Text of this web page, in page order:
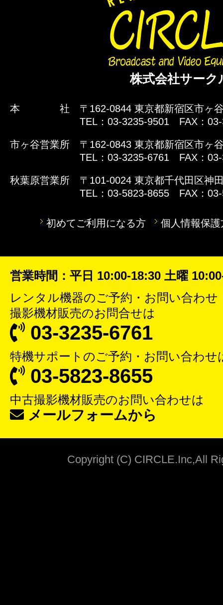
株式会社サーク
本 社
〒162-0844 東京都新宿区市ヶ
TEL：03-3235-9501 FAX：
市ヶ谷営業所
〒162-0843 東京都新宿区市ヶ
TEL：03-3235-6761 FAX：
秋葉原営業所
〒101-0024 東京都千代田区神
TEL：03-5823-8655 FAX：
初めてご利用になる方 個人情報保護
営業時間：平日 10:00-18:30 土曜
レンタル機器のご予約・お問い合わせ
撮影機材販売のお問合せは
03-3235-6761
特機サポート のご予約・お問い合わせ
03-5823-8655
中古撮影機材販売のお問い合わせは
メールフォームから
Copyright (C) CIRCLE.Inc,All